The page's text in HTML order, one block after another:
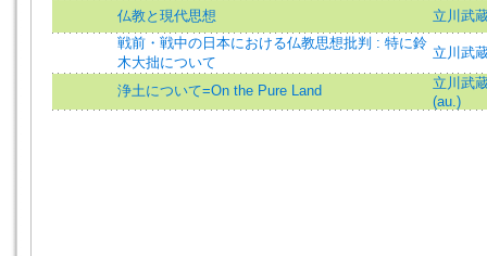
仏教と現代思想
立川武
戦前・戦中の日本における仏教思想批判 : 特に鈴
木大拙について
立川武
浄土について=On the Pure Land
立川武
(au.)